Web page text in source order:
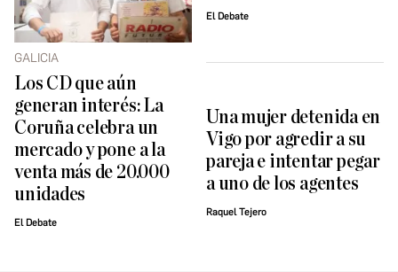
GALICIA
Los CD que aún
generan interés: La
Coruña celebra un
mercado y pone a la
venta más de 20.000
unidades
El Debate
El Debate
Una mujer detenida en
Vigo por agredir a su
pareja e intentar pegar
a uno de los agentes
Raquel Tejero